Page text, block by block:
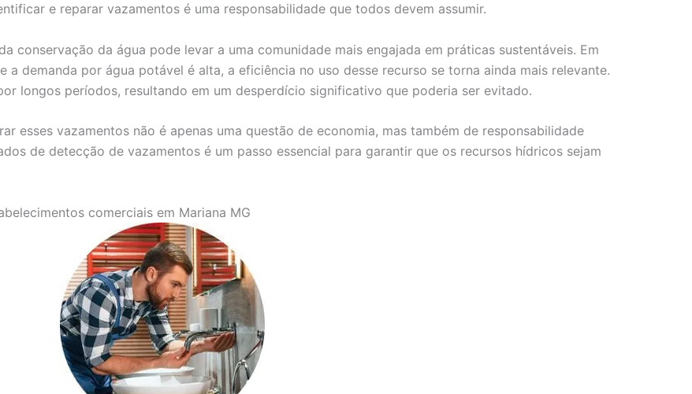
e reparar vazamentos é uma responsabilidade que todos devem assumir.
conservação da água pode levar a uma comunidade mais engajada em práticas sustentáveis. Em
a demanda por água potável é alta, a eficiência no uso desse recurso se torna ainda mais relevante.
longos períodos, resultando em um desperdício significativo que poderia ser evitado.
esses vazamentos não é apenas uma questão de economia, mas também de responsabilidade
de detecção de vazamentos é um passo essencial para garantir que os recursos hídricos sejam
comerciais em Mariana MG